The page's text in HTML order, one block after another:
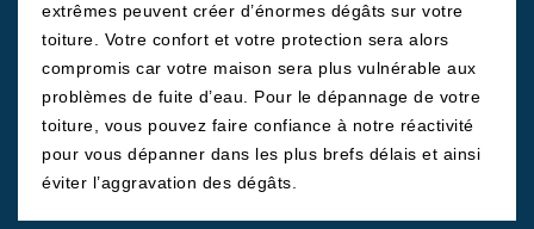
extrêmes peuvent créer d’énormes dégâts sur votre
toiture. Votre confort et votre protection sera alors
compromis car votre maison sera plus vulnérable aux
problèmes de fuite d’eau. Pour le dépannage de votre
toiture, vous pouvez faire confiance à notre réactivité
pour vous dépanner dans les plus brefs délais et ainsi
éviter l’aggravation des dégâts.